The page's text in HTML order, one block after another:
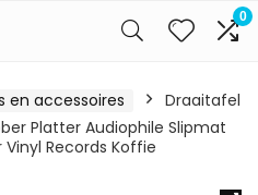
0
en accessoires
Draaitafel
Platter Audiophile Slipmat
Records Koffie